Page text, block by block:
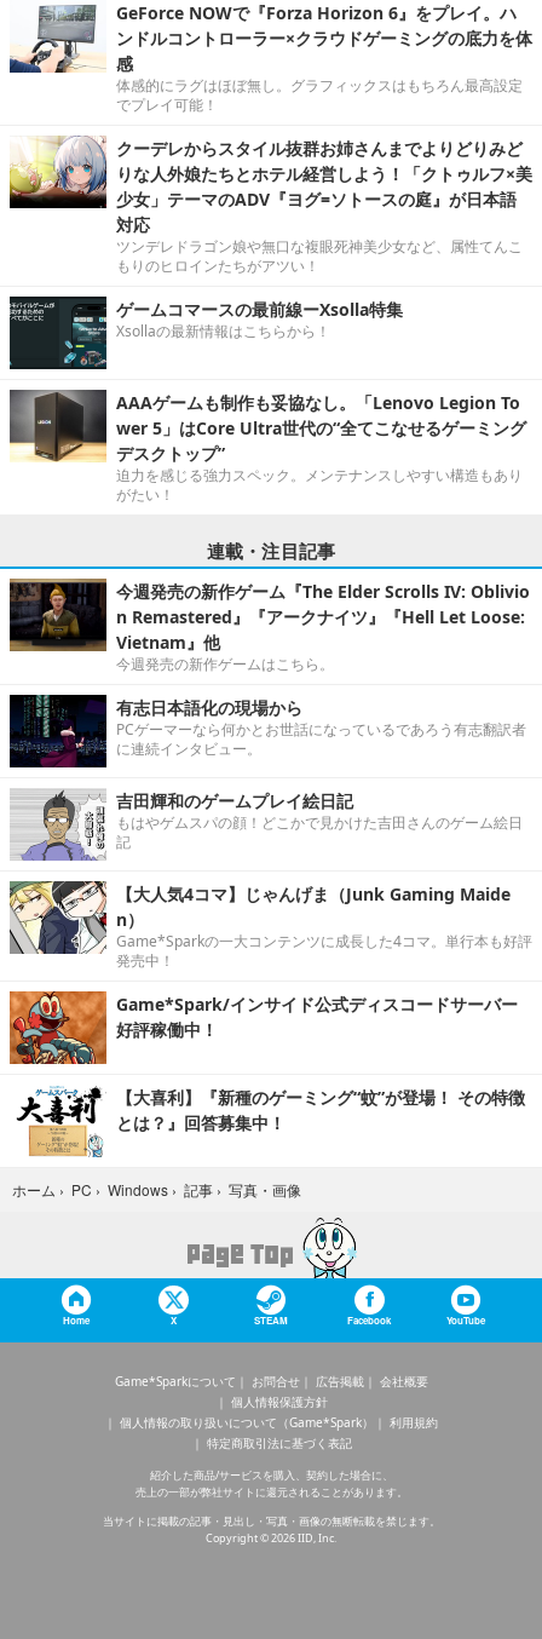
GeForce NOWで『Forza Horizon 6』をプレイ。ハ
ンドルコントローラー×クラウドゲーミングの底力を体
感
体感的にラグはほぼ無し。グラフィックスはもちろん最高設定
でプレイ可能！
クーデレからスタイル抜群お姉さんまでよりどりみど
りな人外娘たちとホテル経営しよう！「クトゥルフ×美
少女」テーマのADV『ヨグ=ソトースの庭』が日本語
対応
ツンデレドラゴン娘や無口な複眼死神美少女など、属性てんこ
もりのヒロインたちがアツい！
ゲームコマースの最前線ーXsolla特集
Xsollaの最新情報はこちらから！
AAAゲームも制作も妥協なし。「Lenovo Legion To
wer 5」はCore Ultra世代の“全てこなせるゲーミング
デスクトップ”
迫力を感じる強力スペック。メンテナンスしやすい構造もあり
がたい！
連載・注目記事
今週発売の新作ゲーム『The Elder Scrolls IV: Oblivio
n Remastered』『アークナイツ』『Hell Let Loose:
Vietnam』他
今週発売の新作ゲームはこちら。
有志日本語化の現場から
PCゲーマーなら何かとお世話になっているであろう有志翻訳者
に連続インタビュー。
吉田輝和のゲームプレイ絵日記
もはやゲムスパの顔！どこかで見かけた吉田さんのゲーム絵日
記
【大人気4コマ】じゃんげま（Junk Gaming Maide
n）
Game*Sparkの一大コンテンツに成長した4コマ。単行本も好評
発売中！
Game*Spark/インサイド公式ディスコードサーバー
好評稼働中！
【大喜利】『新種のゲーミング“蚊”が登場！ その特徴
とは？』回答募集中！
ホーム › PC › Windows › 記事 › 写真・画像
Home X STEAM Facebook YouTube
Game*Sparkについて お問合せ 広告掲載
会社概要
個人情報保護方針
個人情報の取り扱いについて（Game*Spark）
利用規約
特定商取引法に基づく表記
紹介した商品/サービスを購入、契約した場合に、
売上の一部が弊社サイトに還元されることがあります。
当サイトに掲載の記事・見出し・写真・画像の無断転載を禁じます。
Copyright © 2026 IID, Inc.